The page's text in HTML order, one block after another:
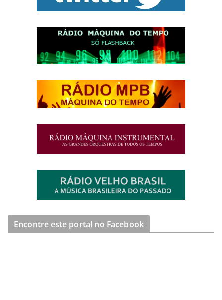
Encontre este portal no Facebook